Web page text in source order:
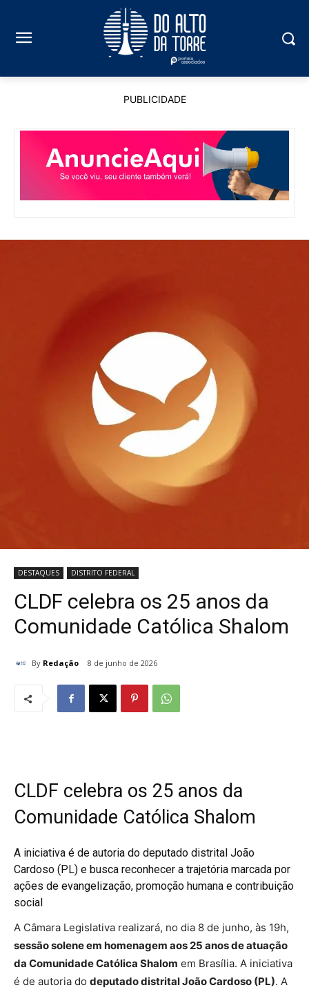
PUBLICIDADE
DESTAQUES DISTRITO FEDERAL
CLDF celebra os 25 anos da
Comunidade Católica Shalom
By Redação 8 de junho de 2026
CLDF celebra os 25 anos da
Comunidade Católica Shalom
A iniciativa é de autoria do deputado distrital João
Cardoso (PL) e busca reconhecer a trajetória marcada por
ações de evangelização, promoção humana e contribuição
social
A Câmara Legislativa realizará, no dia 8 de junho, às 19h,
sessão solene em homenagem aos 25 anos de atuação
da Comunidade Católica Shalom em Brasília. A iniciativa
é de autoria do deputado distrital João Cardoso (PL). A